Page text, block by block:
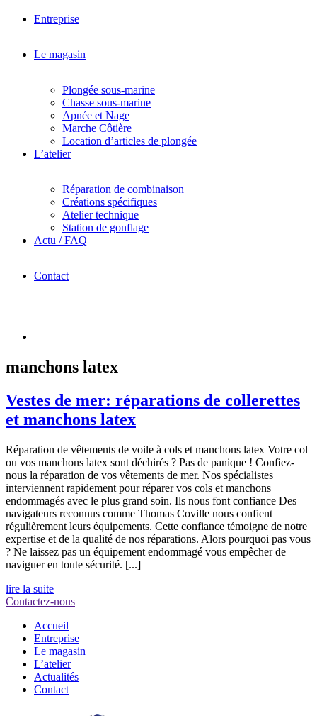
Entreprise
Le magasin
Plongée sous-marine
Chasse sous-marine
Apnée et Nage
Marche Côtière
Location d’articles de plongée
L’atelier
Réparation de combinaison
Créations spécifiques
Atelier technique
Station de gonflage
Actu / FAQ
Contact
manchons latex
Vestes de mer: réparations de collerettes
et manchons latex
Réparation de vêtements de voile à cols et manchons latex Votre col
ou vos manchons latex sont déchirés ? Pas de panique ! Confiez-
nous la réparation de vos vêtements de mer. Nos spécialistes
interviennent rapidement pour réparer vos cols et manchons
endommagés avec le plus grand soin. Ils nous font confiance Des
navigateurs reconnus comme Thomas Coville nous confient
régulièrement leurs équipements. Cette confiance témoigne de notre
expertise et de la qualité de nos réparations. Alors pourquoi pas vous
? Ne laissez pas un équipement endommagé vous empêcher de
naviguer en toute sécurité. [...]
lire la suite
Contactez-nous
Accueil
Entreprise
Le magasin
L’atelier
Actualités
Contact